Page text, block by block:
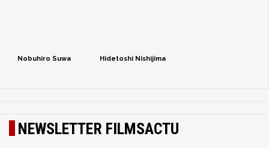
Nobuhiro Suwa Hidetoshi Nishijima
NEWSLETTER FILMSACTU